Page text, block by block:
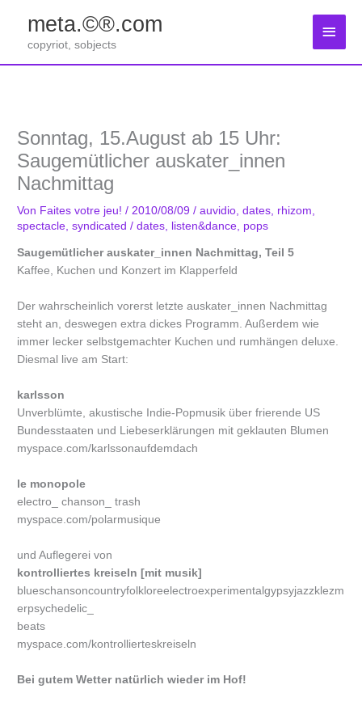
springen
meta.©®.com
copyriot, sobjects
Sonntag, 15.August ab 15 Uhr:
Saugemütlicher auskater_innen
Nachmittag
Von Faites votre jeu!/ 2010/08/09/auvidio ,dates rhizom
spectacle ,syndicated /dates listen&dance pops
Saugemütlicher auskater_innen Nachmittag, Teil 5
Kaffee, Kuchen und Konzert im Klapperfeld
Der wahrscheinlich vorerst letzte auskater_innen Nachmittag
steht an, deswegen extra dickes Programm. Außerdem wie
immer lecker selbstgemachter Kuchen und rumhängen deluxe.
Diesmal live am Start:
karlsson
Unverblümte, akustische Indie-Popmusik über frierende US
Bundesstaaten und Liebeserklärungen mit geklauten Blumen
myspace.com/karlssonaufdemdach
le monopole
electro_ chanson_ trash
myspace.com/polarmusique
und Auflegerei von
kontrolliertes kreiseln [mit musik]
blueschansoncountryfolkloreelectroexperimentalgypsyjazzklezm
erpsychedelic_
beats
myspace.com/kontrollierteskreiseln
Bei gutem Wetter natürlich wieder im Hof!